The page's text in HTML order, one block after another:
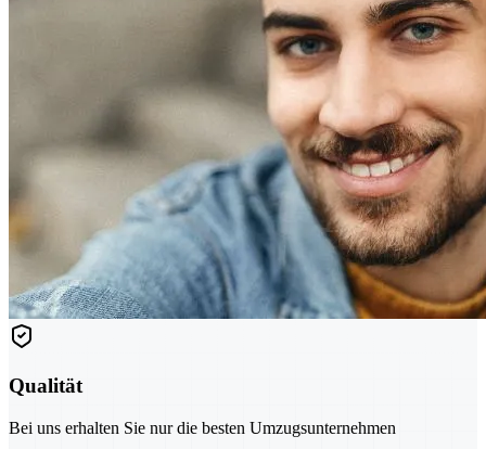
Qualität
Bei uns erhalten Sie nur die besten Umzugsunternehmen